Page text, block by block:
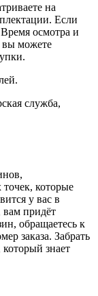
на
Если
осмотра и
вы можете
служба,
которые
у вас в
вам придёт
обращаетесь к
заказа. Забрать
знает